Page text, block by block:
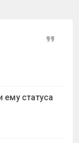
статуса
Цитата